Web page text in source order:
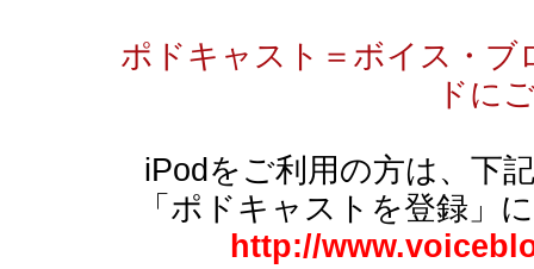
ポドキャスト＝ボイス・
ドに
iPodをご利用の方は、下
「ポドキャストを登録」
http://